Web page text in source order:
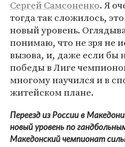
Сергей Самсоненко. Я
тогда так сложилось,
новый уровень.
понимаю, что не зря не
вызова, и, даже если бы
победы в Лиге
многому научился и в
житейском плане.
Переезд из России в
новый уровень по
Македонский чемпионат